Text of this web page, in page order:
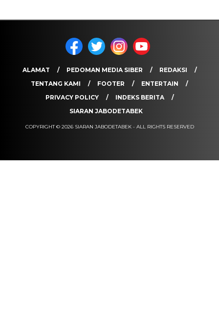
ALAMAT PEDOMAN MEDIA SIBER
REDAKSI
TENTANG KAMI
FOOTER
ENTERTAIN
PRIVACY POLICY
INDEKS BERITA
SIARAN JABODETABEK
COPYRIGHT © 2026 SIARAN JABODETABEK - ALL RIGHTS RESERVED